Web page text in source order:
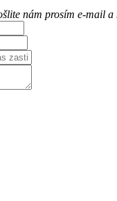
nám prosím e-mail